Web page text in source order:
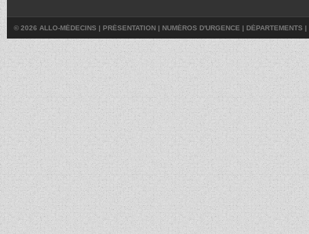
© 2026 ALLO-MÉDECINS | PRÉSENTATION | NUMÉROS D'URGENCE | DÉPARTEMENTS |